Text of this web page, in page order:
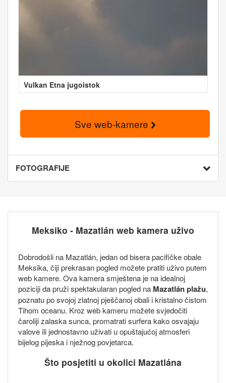
Vulkan Etna jugoistok
Sve web-kamere
FOTOGRAFIJE
Meksiko - Mazatlán web kamera uživo
Dobrodošli na Mazatlán, jedan od bisera pacifičke obale
Meksika, čiji prekrasan pogled možete pratiti uživo putem
web kamere. Ova kamera smještena je na idealnoj
poziciji da pruži spektakularan pogled na Mazatlán plažu,
poznatu po svojoj zlatnoj pješčanoj obali i kristalno čistom
Tihom oceanu. Kroz web kameru možete svjedočiti
čaroliji zalaska sunca, promatrati surfera kako osvajaju
valove ili jednostavno uživati u opuštajućoj atmosferi
bijelog pijeska i nježnog povjetarca.
Što posjetiti u okolici Mazatlána